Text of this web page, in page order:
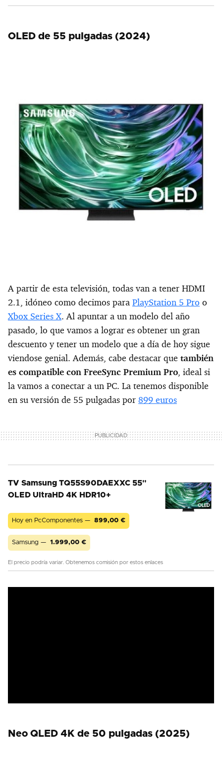
OLED de 55 pulgadas (2024)
A partir de esta televisión, todas van a tener HDMI
2.1, idóneo como decimos para PlayStation 5 Pro o
Xbox Series X. Al apuntar a un modelo del año
pasado, lo que vamos a lograr es obtener un gran
descuento y tener un modelo que a día de hoy sigue
viendose genial. Además, cabe destacar que también
es compatible con FreeSync Premium Pro, ideal si
la vamos a conectar a un PC. La tenemos disponible
en su versión de 55 pulgadas por 899 euros
TV Samsung TQ55S90DAEXXC 55"
OLED UltraHD 4K HDR10+
Hoy en PcComponentes — 899,00 €
Samsung — 1.999,00 €
El precio podría variar. Obtenemos comisión por estos enlaces
Neo QLED 4K de 50 pulgadas (2025)